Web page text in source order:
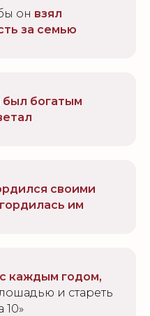
он взял
за семью
был богатым
своими
им
каждым годом,
и стареть
10»